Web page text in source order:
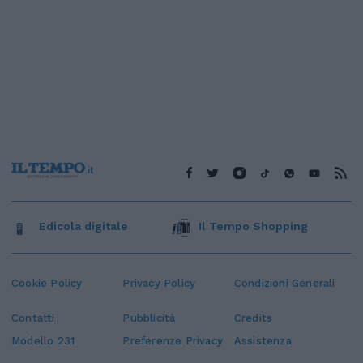
Cookie Policy Privacy Policy Condizioni Generali
Contatti Pubblicità
Credits
Modello 231
Preferenze Privacy Assistenza
Edicola digitale Il Tempo Shopping